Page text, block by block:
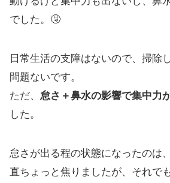
でした。🤧
日常生活の支障はないので、掃除
問題ないです。
ただ、 怠さ＋鼻水の影響で集中力
した。
怠さが出る程の状態になったのは
直ちょっと焦りましたが、それで